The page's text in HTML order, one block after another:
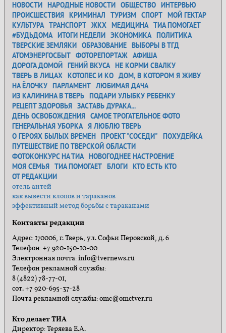
НОВОСТИ НАРОДНЫЕ НОВОСТИ ОБЩЕСТВО ИНТЕРВЬЮ
ПРОИСШЕСТВИЯ КРИМИНАЛ ТУРИЗМ СПОРТ МОЙ ГЕКТАР
КУЛЬТУРА ТРАНСПОРТ ЖКХ МЕДИЦИНА ТИА ПОМОГАЕТ
#БУДЬДОМА ИТОГИ НЕДЕЛИ ЭКОНОМИКА ПОЛИТИКА
ТВЕРСКИЕ ЗЕМЛЯКИ ОБРАЗОВАНИЕ ВЫБОРЫ В ТГД
АТОМЭНЕРГОСБЫТ ФОТОРЕПОРТАЖ АФИША
ДОРОГА ДОМОЙ ГЕНИЙ ВКУСА НЕ КОРМИ СВАЛКУ
ТВЕРЬ В ЛИЦАХ КОТОПЕС И КО ДОМ, В КОТОРОМ Я ЖИВУ
НА ЁЛОЧКУ ПАРЛАМЕНТ ЛЮБИМАЯ ДАЧА
ИЗ КАЛИНИНА В ТВЕРЬ ПОДАРИ УЛЫБКУ РЕБЕНКУ
РЕЦЕПТ ЗДОРОВЬЯ ЗАСТАВЬ ДУРАКА...
ДЕНЬ ОСВОБОЖДЕНИЯ САМОЕ ТРОГАТЕЛЬНОЕ ФОТО
ГЕНЕРАЛЬНАЯ УБОРКА Я ЛЮБЛЮ ТВЕРЬ
О ГЕРОЯХ БЫЛЫХ ВРЕМЕН ПРОЕКТ "СОСЕДИ"
ПОХУДЕЙКА
ПУТЕШЕСТВИЕ ПО ТВЕРСКОЙ ОБЛАСТИ
ФОТОКОНКУРС НА ТИА НОВОГОДНЕЕ НАСТРОЕНИЕ
МОЯ СЕМЬЯ ТИА ПОМОГАЕТ БЛОГИ КТО ЕСТЬ КТО
ОТ РЕДАКЦИИ
отель антей
как вывести клопов и тараканов
эффективный метод борьбы с тараканами
Контакты редакции
Адрес: 170006, г. Тверь, ул. Софьи Перовской, д. 6
Телефон: +7 920-150-10-00
Электронная почта: info@tvernews.ru
Телефон рекламной службы:
8 (4822) 78-77-01,
сот. +7 920-695-37-28
Почта рекламной службы: omc@omctver.ru
Кто делает ТИА
Директор: Теряева Е.А.